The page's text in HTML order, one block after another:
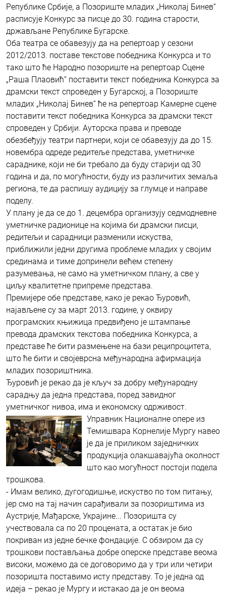
Републике Србије, а Позориште младих „Николај Бинев“
расписује Конкурс за писце до 30. година старости,
држављане Републике Бугарске.
Оба театра се обавезују да на репертоар у сезони
2012/2013. поставе текстове победника Конкурса и то
тако што ће Народно позориште на репертоар Сцене
„Раша Плаовић“ поставити текст победника Конкурса за
драмски текст спроведен у Бугарској, а Позориште
младих „Николај Бинев“ ће на репертоар Камерне сцене
поставити текст победника Конкурса за драмски текст
спроведен у Србији. Ауторска права и преводе
обезбеђују театри партнери, који се обавезују да до 15.
новембра одреде редитеље представа, уметничке
сараднике, који не би требало да буду старији од 30
година и да, по могућности, буду из различитих земаља
региона, те да распишу аудицију за глумце и направе
поделу.
У плану је да се до 1. децембра организују седмодневне
уметничке радионице на којима би драмски писци,
редитељи и сарадници разменили искуства,
приближили једни другима проблеме младих у својим
срединама и тиме допринели већем степену
разумевања, не само на уметничком плану, а све у
циљу квалитетне припреме представа.
Премијере обе представе, како је рекао Ђуровић,
најављене су за март 2013. године, у оквиру
програмских књижица предвиђено је штампање
превода драмских текстова победника Конкурса, а
представе ће бити размењене на бази реципроцитета,
што ће бити и својеврсна међународна афирмација
младих позориштника.
Ђуровић је рекао да је кључ за добру међународну
сарадњу да једна представа, поред завидног
уметничког нивоа, има и економску одрживост.
Управник Националне опере из
Темишвара Корнелије Мургу навео
је да је приликом заједничких
продукција олакшавајућа околност
што као могућност постоји подела
трошкова.
- Имам велико, дугогодишње, искуство по том питању,
јер смо на тај начин сарађивали за позориштима из
Аустрије, Мађарске, Украјине... Позоришта су
учествовала са по 20 процената, а остатак је био
покриван из једне бечке фондације. С обзиром да су
трошкови постављања добре оперске представе веома
високи, можемо да се договоримо да у три или четири
позоришта поставимо исту представу. То је једна од
идеја – рекао је Мургу и истакао да је он веома